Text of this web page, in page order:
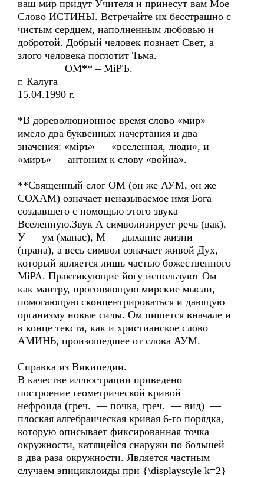
ваш мир придут Учителя и принесут вам Мое
Слово ИСТИНЫ. Встречайте их бесстрашно с
чистым сердцем, наполненным любовью и
добротой. Добрый человек познает Свет, а
злого человека поглотит Тьма.
ОМ** – МiРЪ.
г. Калуга
15.04.1990 г.
*В дореволюционное время слово «мир»
имело два буквенных начертания и два
значения: «мiръ» — «вселенная, люди», и
«миръ» — антоним к слову «война».
**Священный слог ОМ (он же АУМ, он же
СОХАМ) означает неназываемое имя Бога
создавшего с помощью этого звука
Вселенную.Звук А символизирует речь (вак),
У — ум (манас), М — дыхание жизни
(прана), а весь символ означает живой Дух,
который является лишь частью божественного
МiРА. Практикующие йогу используют Ом
как мантру, прогоняющую мирские мысли,
помогающую сконцентрироваться и дающую
организму новые силы. Ом пишется вначале и
в конце текста, как и христианское слово
АМИНЬ, произошедшее от слова АУМ.
Справка из Википедии.
В качестве иллюстрации приведено
построение геометрической кривой
нефроида (греч. — почка, греч. — вид) —
плоская алгебраическая кривая 6-го порядка,
которую описывает фиксированная точка
окружности, катящейся снаружи по большей
в два раза окружности. Является частным
случаем эпициклоиды при {\displaystyle k=2}